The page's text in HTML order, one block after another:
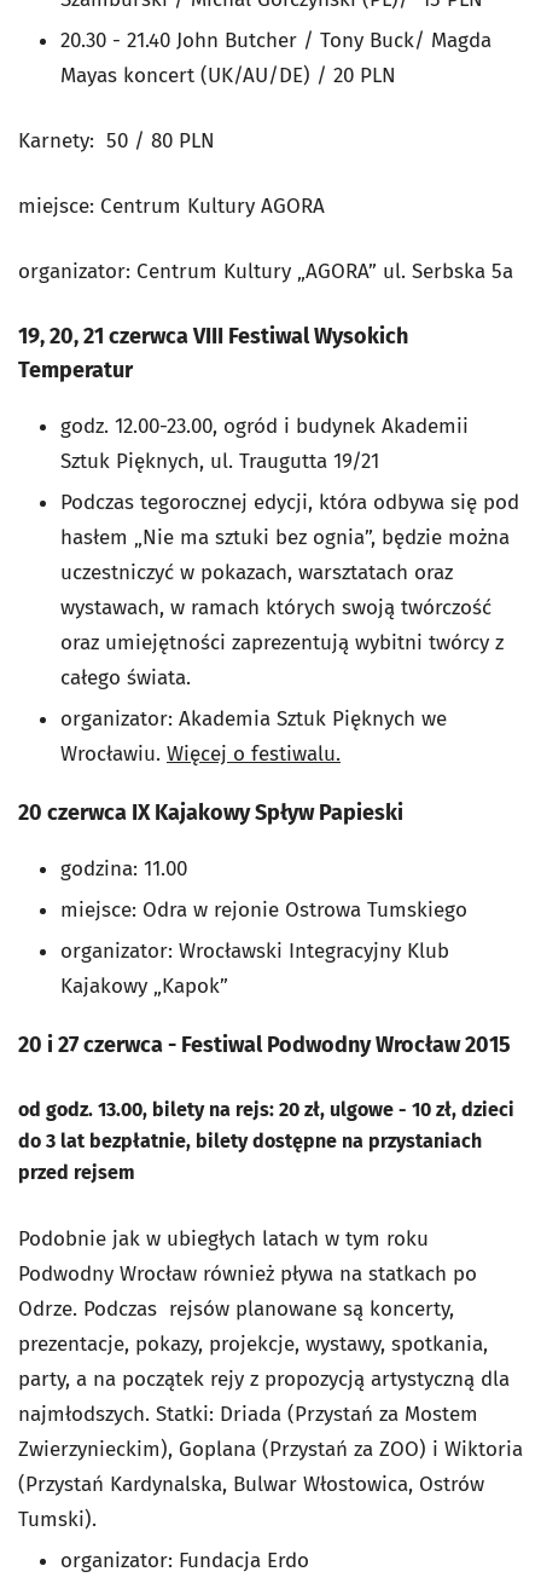
20.30 - 21.40 John Butcher / Tony Buck/ Magda
Mayas koncert (UK/AU/DE) / 20 PLN
Karnety: 50 / 80 PLN
miejsce: Centrum Kultury AGORA
organizator: Centrum Kultury „AGORA” ul. Serbska 5a
19, 20, 21 czerwca VIII Festiwal Wysokich
Temperatur
godz. 12.00-23.00, ogród i budynek Akademii
Sztuk Pięknych, ul. Traugutta 19/21
Podczas tegorocznej edycji, która odbywa się pod
hasłem „Nie ma sztuki bez ognia”, będzie można
uczestniczyć w pokazach, warsztatach oraz
wystawach, w ramach których swoją twórczość
oraz umiejętności zaprezentują wybitni twórcy z
całego świata.
organizator: Akademia Sztuk Pięknych we
Wrocławiu. Więcej o festiwalu.
20 czerwca IX Kajakowy Spływ Papieski
godzina: 11.00
miejsce: Odra w rejonie Ostrowa Tumskiego
organizator: Wrocławski Integracyjny Klub
Kajakowy „Kapok”
20 i 27 czerwca - Festiwal Podwodny Wrocław 2015
od godz. 13.00, bilety na rejs: 20 zł, ulgowe - 10 zł, dzieci
do 3 lat bezpłatnie, bilety dostępne na przystaniach
przed rejsem
Podobnie jak w ubiegłych latach w tym roku
Podwodny Wrocław również pływa na statkach po
Odrze. Podczas rejsów planowane są koncerty,
prezentacje, pokazy, projekcje, wystawy, spotkania,
party, a na początek rejy z propozycją artystyczną dla
najmłodszych. Statki: Driada (Przystań za Mostem
Zwierzynieckim), Goplana (Przystań za ZOO) i Wiktoria
(Przystań Kardynalska, Bulwar Włostowica, Ostrów
Tumski).
organizator: Fundacja Erdo